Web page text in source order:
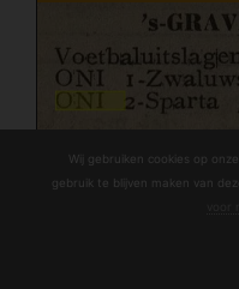
Wij gebruiken cookies op
gebruik te blijven maken van